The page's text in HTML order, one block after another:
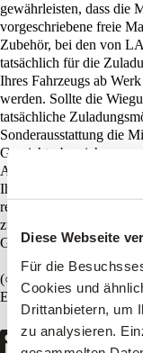
Diese Webseite
Für die
Cookies und
Drittanbietern, um
zu analysieren.
gewährleisten, dass die
vorgeschriebene freie
Zubehör, bei den von
tatsächlich für die
Ihres Fahrzeugs ab
werden. Sollte die
tatsächliche
Sonderausstattung die
Gewichtsabweichung
Auslieferung des
Ihnen prüfen, ob wir
reduzieren oder
zulässige Gesamtmasse
Gesamtmasse auf der
(○) Optional
Ein Unternehmen der